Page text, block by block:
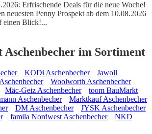
Erfrischende Deals für die neue Woche!
neuesten Penny Prospekt ab dem 10.08.2026
einen Blick!...
Aschenbecher im Sortiment
KODi Aschenbecher
Jawoll
Woolworth Aschenbecher
Mäc-Geiz Aschenbecher
toom BauMarkt
Aschenbecher
Marktkauf Aschenbecher
DM Aschenbecher
JYSK Aschenbecher
famila Nordwest Aschenbecher
NKD